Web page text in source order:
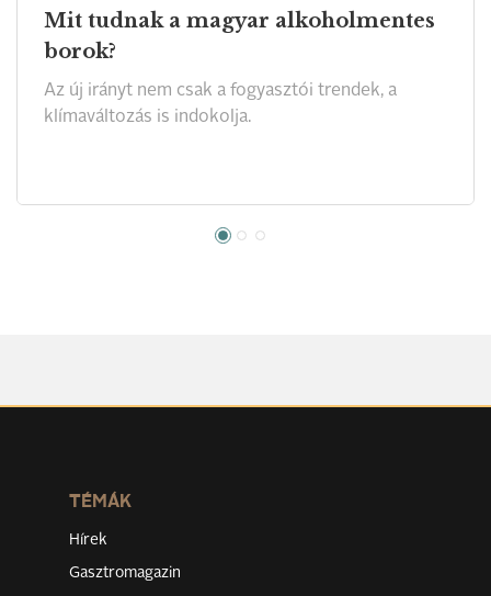
Mit tudnak a magyar alkoholmentes
borok?
Az új irányt nem csak a fogyasztói trendek, a
klímaváltozás is indokolja.
TÉMÁK
Hírek
Gasztromagazin